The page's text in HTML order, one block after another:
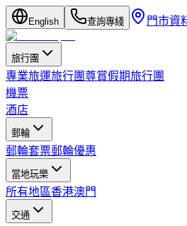
English 查詢專綫 門市資
旅行團
專業旅運旅行團尊賞假期旅行團
機票
酒店
郵輪
郵輪套票郵輪優惠
當地玩樂
所有地區香港澳門
交通